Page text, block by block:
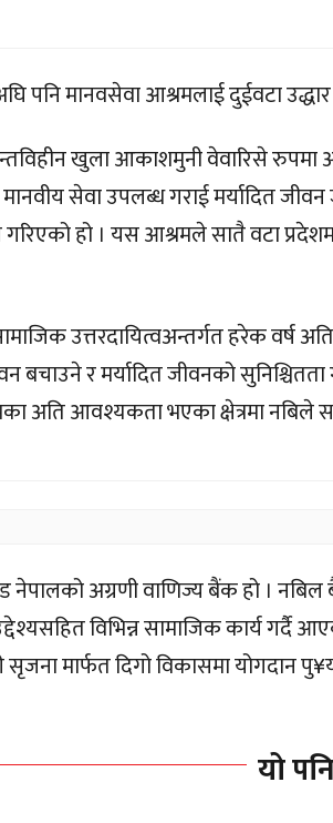
मानवसेवा आश्रमलाई दुईवटा उद्धार
खुला आकाशमुनी वेवारिसे रुपमा
सेवा उपलब्ध गराई मर्यादित
हो । यस आश्रमले सातै वटा
उत्तरदायित्वअन्तर्गत हरेक वर्ष
बचाउने र मर्यादित जीवनको
अति आवश्यकता भएका क्षेत्रमा नबिले
अग्रणी वाणिज्य बैंक हो ।
विभिन्न सामाजिक कार्य
सृजना मार्फत दिगो विकासमा योगदान
यो